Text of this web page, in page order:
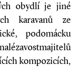
obydlí je jiné
karavanů ze
podomácku
kompozicích,